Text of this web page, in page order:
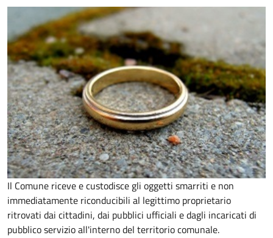
Il Comune riceve e custodisce gli oggetti smarriti e non
immediatamente riconducibili al legittimo proprietario
ritrovati dai cittadini, dai pubblici ufficiali e dagli incaricati di
pubblico servizio all'interno del territorio comunale.